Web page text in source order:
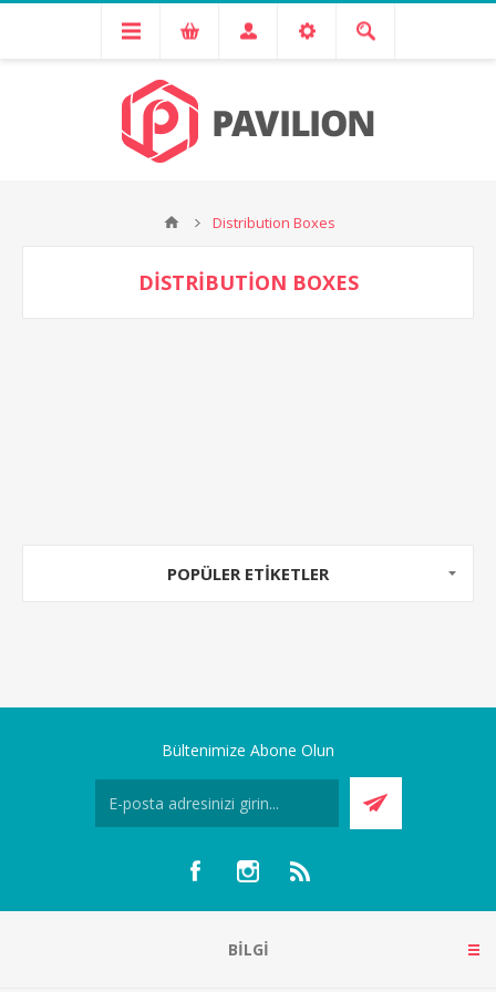
Distribution Boxes
DISTRIBUTION BOXES
POPÜLER ETIKETLER
Bültenimize Abone Olun
BILGI